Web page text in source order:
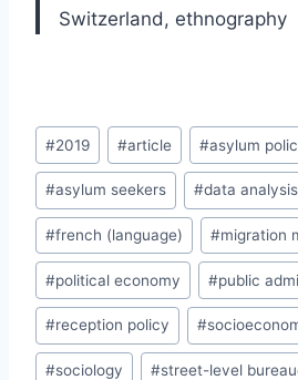
Switzerland, ethnography
Post
Tags:
#2019 #article #asylum
#asylum seekers #data analysis
#french (language) #migration
#political economy #public
#reception policy #
#sociology #street-level